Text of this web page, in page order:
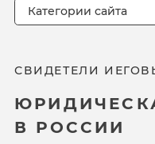
СВИДЕТЕЛИ
В РОССИИ
Категории сайта